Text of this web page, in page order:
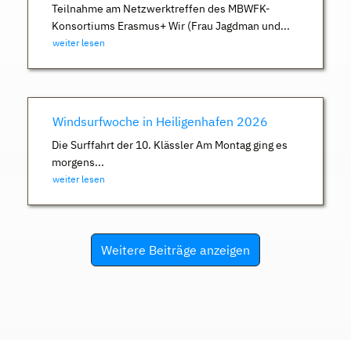
Teilnahme am Netzwerktreffen des MBWFK-
Konsortiums Erasmus+ Wir (Frau Jagdman und...
weiter lesen
Windsurfwoche in Heiligenhafen 2026
Die Surffahrt der 10. Klässler Am Montag ging es
morgens...
weiter lesen
Weitere Beiträge anzeigen